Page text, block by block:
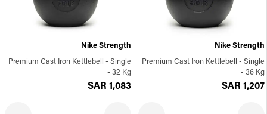
Nike Strength
Premium Cast Iron Kettlebell - Single
- 36 Kg
SAR 1,207
Nike Strength
Premium Cast Iron Kettlebell - Single
- 32 Kg
SAR 1,083